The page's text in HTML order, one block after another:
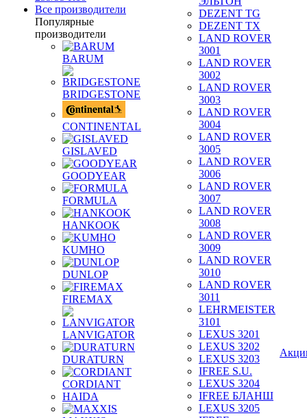
Все производители
Популярные
производители
BARUM
BRIDGESTONE
CONTINENTAL
GISLAVED
GOODYEAR
FORMULA
HANKOOK
KUMHO
DUNLOP
FIREMAX
LANVIGATOR
DURATURN
CORDIANT
HAIDA
DEZENT TG
DEZENT TX
LAND ROVER
3001
LAND ROVER
3002
LAND ROVER
3003
LAND ROVER
3004
LAND ROVER
3005
LAND ROVER
3006
LAND ROVER
3007
LAND ROVER
3008
LAND ROVER
3009
LAND ROVER
3010
LAND ROVER
3011
LEHRMEISTER
3101
LEXUS 3201
LEXUS 3202
LEXUS 3203
IFREE S.U.
LEXUS 3204
IFREE БЛАНШ
LEXUS 3205